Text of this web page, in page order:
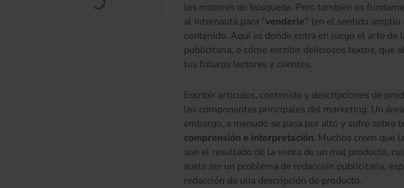
los motores de búsqueda. Pero también es
al internauta para “venderle” (en el sentido
contenido. Aquí es donde entra en juego el arte de
publicitaria, o cómo escribir deliciosos textos, que
tus futuros lectores y clientes.
Escribir artículos, contenido y descripciones de
los componentes principales del marketing. Un
embargo, a menudo se pasa por alto y sufre sobre
comprensión e interpretación. Muchos creen que
son el resultado de la venta de un mal producto,
suele ser un problema de redacción publicitaria,
redacción de una descripción de producto.